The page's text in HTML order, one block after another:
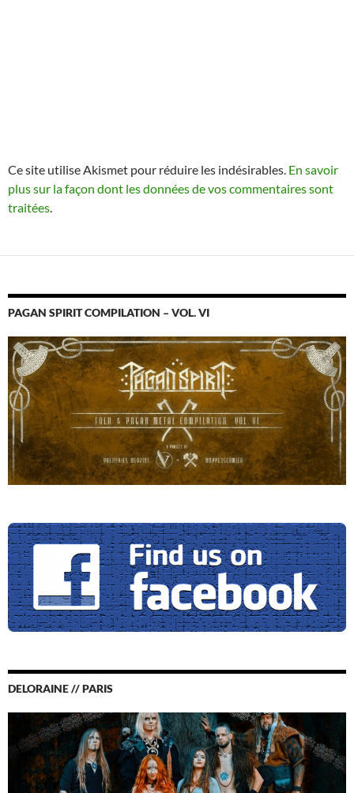
Ce site utilise Akismet pour réduire les indésirables. En savoir
plus sur la façon dont les données de vos commentaires sont
traitées.
PAGAN SPIRIT COMPILATION – VOL. VI
DELORAINE // PARIS